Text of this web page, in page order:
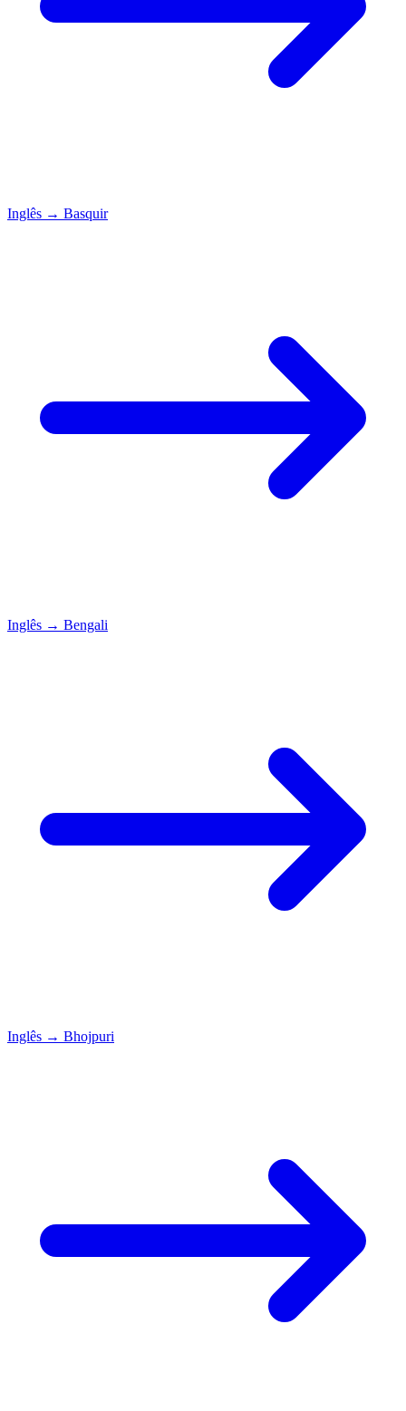
Inglês → Basquir
Inglês → Bengali
Inglês → Bhojpuri